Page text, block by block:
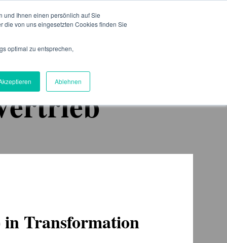
und Ihnen einen persönlich auf Sie
die von uns eingesetzten Cookies finden Sie
optimal zu entsprechen,
Ablehnen
Toggle
children
Angebot
Über uns
Toggle
children
Referenzen
Transformation